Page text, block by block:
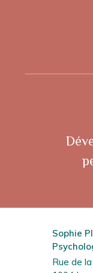
Sophie
Rue de